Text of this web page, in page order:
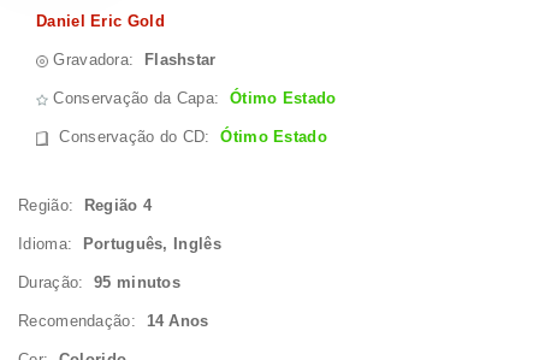
Daniel Eric Gold
Gravadora: Flashstar
Conservação da Capa: Ótimo Estado
Conservação do CD:Ótimo Estado
Região: Região 4
Idioma: Português, Inglês
Duração: 95 minutos
Recomendação: 14 Anos